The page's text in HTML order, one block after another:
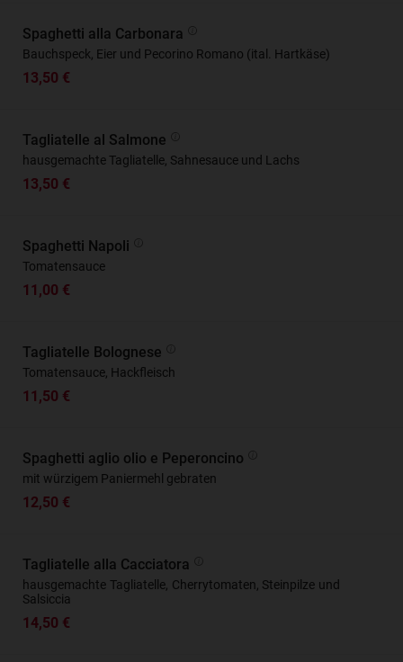
Spaghetti alla Carbonara
Bauchspeck, Eier und Pecorino Romano (ital. Hartkäse)
13,50 €
Tagliatelle al Salmone
hausgemachte Tagliatelle, Sahnesauce und Lachs
13,50 €
Spaghetti Napoli
Tomatensauce
11,00 €
Tagliatelle Bolognese
Tomatensauce, Hackfleisch
11,50 €
Spaghetti aglio olio e Peperoncino
mit würzigem Paniermehl gebraten
12,50 €
Tagliatelle alla Cacciatora
hausgemachte Tagliatelle, Cherrytomaten, Steinpilze und
Salsiccia
14,50 €